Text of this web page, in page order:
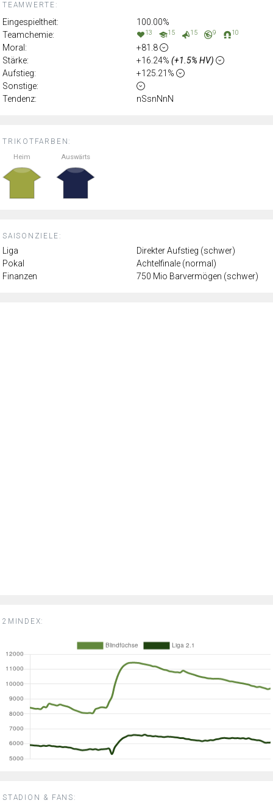
TRIKOTFARBEN:
Heim Auswärts
SAISONZIELE:
Liga
Direkter Aufstieg (schwer)
Pokal
Achtelfinale (normal)
Finanzen
750 Mio Barvermögen (schwer)
2MINDEX:
TEAMWERTE:
Eingespieltheit:
100.00%
Teamchemie:
13 15 15 9 10
Moral:
+81.8
Stärke:
+16.24% (+1.5% HV)
Aufstieg:
+125.21%
Sonstige:
Tendenz:
nSsnNnN
STADION & FANS: